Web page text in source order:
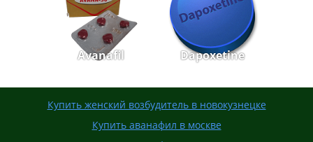
Avanafil Dapoxetine
Купить женский возбудитель в новокузнецке
Купить аванафил в москве